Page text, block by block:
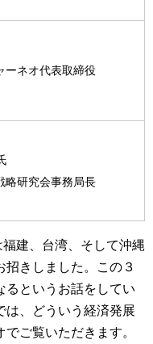
ーネオ代表取締役
略研究会事務局長
建、台湾、そして沖縄
きしました。この３
るというお話をしてい
は、どういう経済発展
ご覧いただきます。